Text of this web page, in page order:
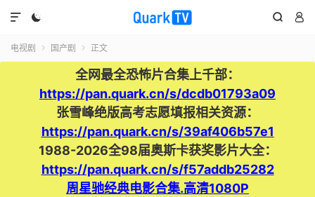
  

电视剧  国产剧  正文
全网最全恐怖片合集上千部：
https://pan.quark.cn/s/dcdb01793a09
张雪峰绝版高考志愿填报相关资源：
https://pan.quark.cn/s/39af406b57e1
1988-2026全98届奥斯卡获奖影片大全：
https://pan.quark.cn/s/f57addb25282
周星驰经典电影合集.高清1080P